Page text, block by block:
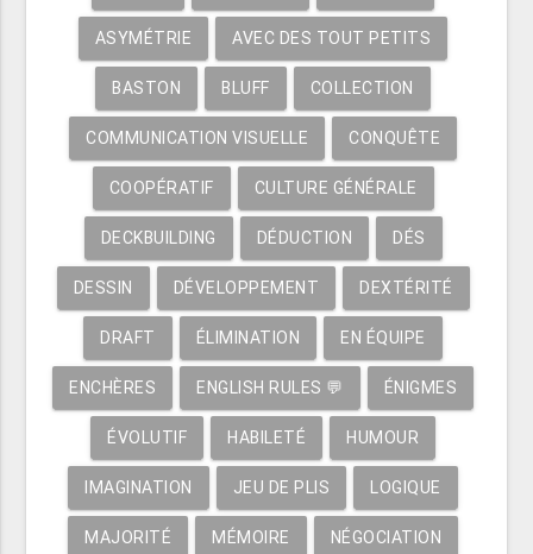
ASYMÉTRIE AVEC DES TOUT PETITS
BASTON BLUFF COLLECTION
COMMUNICATION VISUELLE CONQUÊTE
COOPÉRATIF CULTURE GÉNÉRALE
DECKBUILDING DÉDUCTION DÉS
DESSIN DÉVELOPPEMENT DEXTÉRITÉ
DRAFT ÉLIMINATION EN ÉQUIPE
ENCHÈRES ENGLISH RULES 💬 ÉNIGMES
ÉVOLUTIF HABILETÉ HUMOUR
IMAGINATION JEU DE PLIS LOGIQUE
MAJORITÉ MÉMOIRE NÉGOCIATION